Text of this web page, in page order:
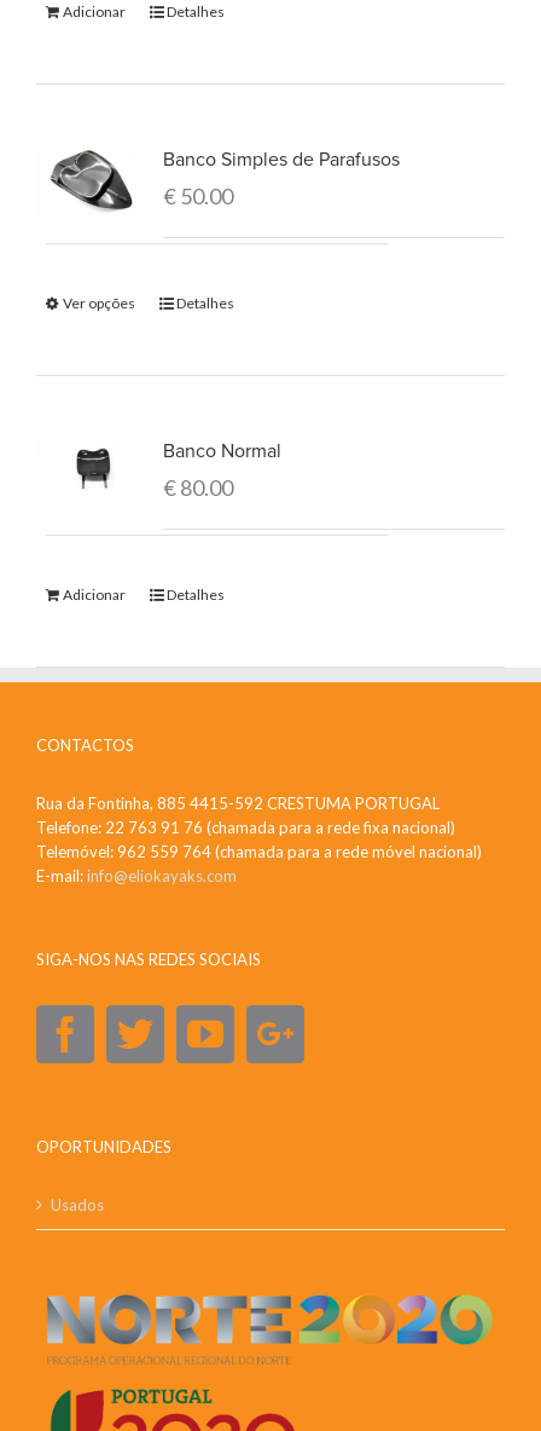
Adicionar Detalhes
Banco Simples de Parafusos
€50.00
Ver opções Detalhes
Banco Normal
€80.00
Adicionar Detalhes
CONTACTOS
Rua da Fontinha, 885 4415-592 CRESTUMA PORTUGAL
Telefone: 22 763 91 76 (chamada para a rede fixa nacional)
Telemóvel: 962 559 764 (chamada para a rede móvel nacional)
E-mail:info@eliokayaks.com
SIGA-NOS NAS REDES SOCIAIS
OPORTUNIDADES
Usados